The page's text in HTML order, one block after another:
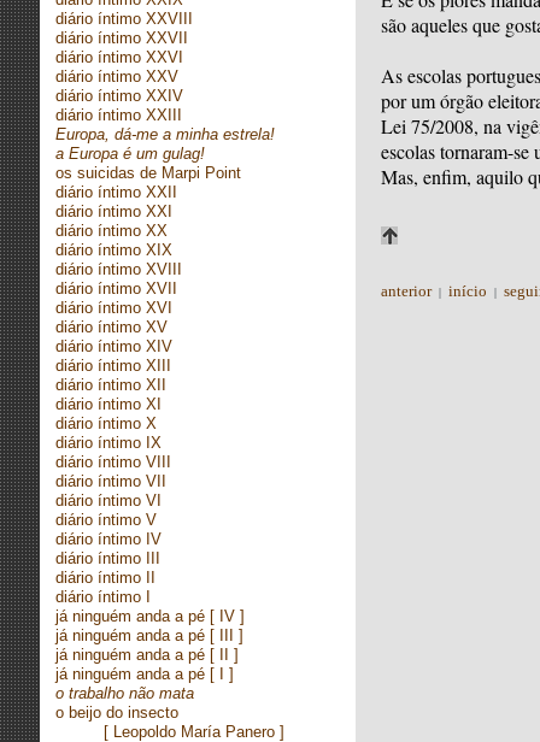
diário íntimo XXVIII
diário íntimo XXVII
diário íntimo XXVI
diário íntimo XXV
diário íntimo XXIV
diário íntimo XXIII
Europa, dá-me a minha estrela!
a Europa é um gulag!
os suicidas de Marpi Point
diário íntimo XXII
diário íntimo XXI
diário íntimo XX
diário íntimo XIX
diário íntimo XVIII
diário íntimo XVII
diário íntimo XVI
diário íntimo XV
diário íntimo XIV
diário íntimo XIII
diário íntimo XII
diário íntimo XI
diário íntimo X
diário íntimo IX
diário íntimo VIII
diário íntimo VII
diário íntimo VI
diário íntimo V
diário íntimo IV
diário íntimo III
diário íntimo II
diário íntimo I
já ninguém anda a pé [ IV ]
já ninguém anda a pé [ III ]
já ninguém anda a pé [ II ]
já ninguém anda a pé [ I ]
o trabalho não mata
o beijo do insecto
[ Leopoldo María Panero ]
são aqueles que
As escolas
por um órgão
Lei 75/2008, na
escolas tornaram-
Mas, enfim, aquilo
anterior| início |